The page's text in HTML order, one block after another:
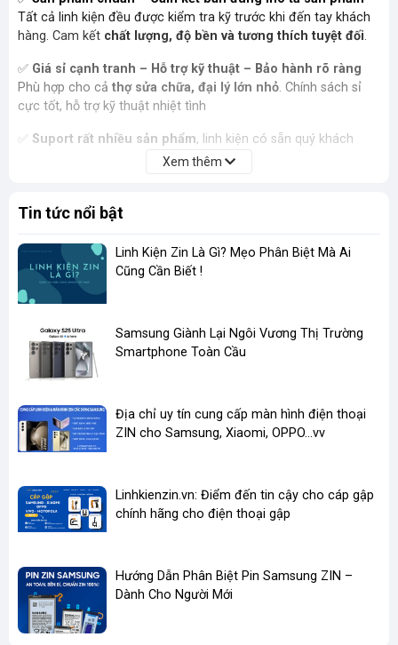
Tất cả linh kiện đều được kiểm tra kỹ trước khi đến tay khách
hàng. Cam kết chất lượng, độ bền và tương thích tuyệt đối.
✅ Giá sỉ cạnh tranh – Hỗ trợ kỹ thuật – Bảo hành rõ ràng
Phù hợp cho cả thợ sửa chữa, đại lý lớn nhỏ. Chính sách sỉ
cực tốt, hỗ trợ kỹ thuật nhiệt tình
✅ Suport rất nhiều sản phẩm, linh kiện có sẵn quý khách
không phải chờ đợi lâu, giúp việc thay màn hình, sửa chữa điện
✅ Ship Nội thành trong vòng 30 phút - Giao hàng toàn
Đóng gói cẩn thận, giao nhanh nội thành, 1–3 ngày toàn quốc.
Hỗ trợ đổi trả nếu lỗi do nhà sản xuất.
Xem thêm
Tin tức nổi bật
Linh Kiện Zin Là Gì? Mẹo Phân Biệt Mà Ai
Cũng Cần Biết !
​Samsung Giành Lại Ngôi Vương Thị Trường
Smartphone Toàn Cầu
Địa chỉ uy tín cung cấp màn hình điện thoại
ZIN cho Samsung, Xiaomi, OPPO...vv
Linhkienzin.vn: Điểm đến tin cậy cho cáp gập
chính hãng cho điện thoại gập
Hướng Dẫn Phân Biệt Pin Samsung ZIN –
Dành Cho Người Mới